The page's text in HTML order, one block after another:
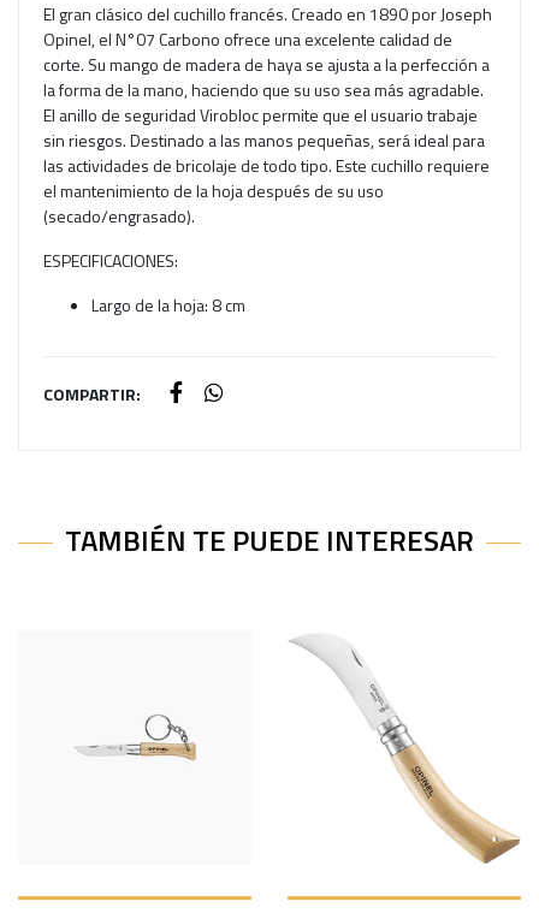
El gran clásico del cuchillo francés. Creado en 1890 por Joseph
Opinel, el N°07 Carbono ofrece una excelente calidad de
corte. Su mango de madera de haya se ajusta a la perfección a
la forma de la mano, haciendo que su uso sea más agradable.
El anillo de seguridad Virobloc permite que el usuario trabaje
sin riesgos. Destinado a las manos pequeñas, será ideal para
las actividades de bricolaje de todo tipo. Este cuchillo requiere
el mantenimiento de la hoja después de su uso
(secado/engrasado).
ESPECIFICACIONES:
Largo de la hoja: 8 cm
COMPARTIR:
TAMBIÉN TE PUEDE INTERESAR